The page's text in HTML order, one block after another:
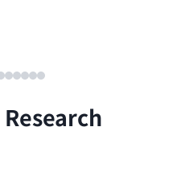
Research